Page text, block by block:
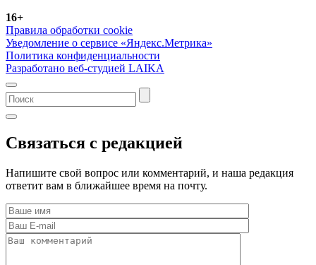
16+
Правила обработки cookie
Уведомление о сервисе «Яндекс.Метрика»
Политика конфиденциальности
Разработано веб-студией LAIKA
Связаться с редакцией
Напишите свой вопрос или комментарий, и наша редакция
ответит вам в ближайшее время на почту.